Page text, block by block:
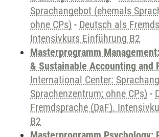
Sprachangebot (ehemals
ohne CPs) - Deutsch als
Intensivkurs Einführung B2
Masterprogramm
& Sustainable Accounting and
International Center:
Sprachenzentrum; ohne CPs) -
Fremdsprache (DaF).
B2